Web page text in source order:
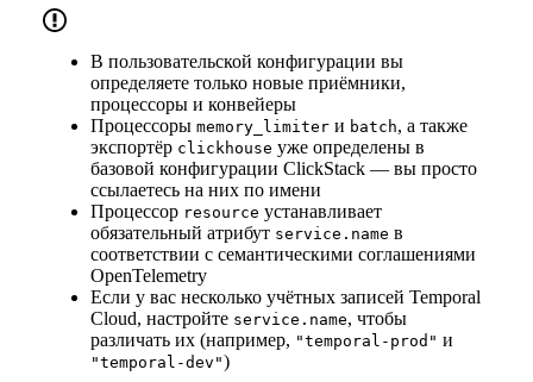
В пользовательской конфигурации вы
определяете только новые приёмники,
процессоры и конвейеры
Процессоры memory_limiter и batch, а также
экспортёр clickhouse уже определены в
базовой конфигурации ClickStack — вы просто
ссылаетесь на них по имени
Процессор resource устанавливает
обязательный атрибут service.name в
соответствии с семантическими соглашениями
OpenTelemetry
Если у вас несколько учётных записей Temporal
Cloud, настройте service.name, чтобы
различать их (например, "temporal-prod" и
"temporal-dev")